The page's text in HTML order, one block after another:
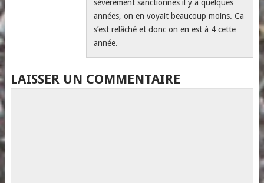
sévèrement sanctionnés il y a quelques
années, on en voyait beaucoup moins. Ca
s’est relâché et donc on en est à 4 cette
année.
LAISSER UN COMMENTAIRE